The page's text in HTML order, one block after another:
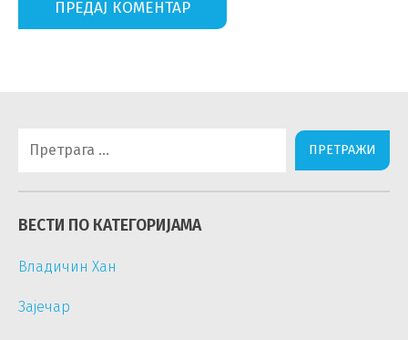
за:
ВЕСТИ ПО КАТЕГОРИЈАМА
Владичин Хан
Зајечар